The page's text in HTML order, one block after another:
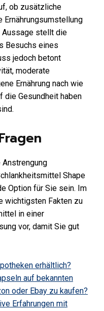
ob zusätzliche
Aussage stellt die
Besuchs eines
jedoch betont
moderate
Ernährung nach wie
die Gesundheit haben
Shape
Option für Sie sein. Im
wichtigsten Fakten zu
in einer
vor, damit Sie gut
erhältlich?
auf bekannten
oder Ebay zu kaufen?
Erfahrungen mit